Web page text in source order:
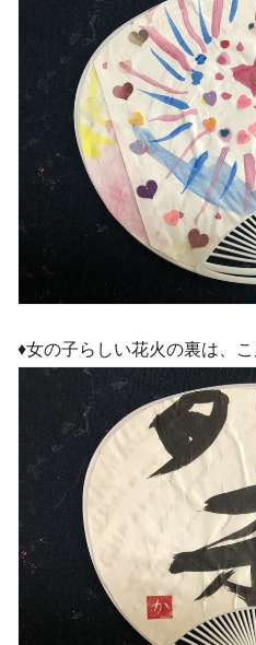
♦︎女の子らしい花火の裏は、